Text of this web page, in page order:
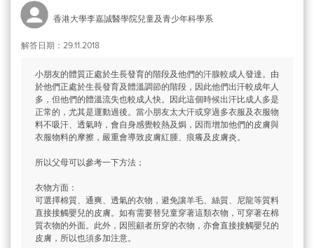
香港大學李嘉誠醫學院兒童及青少年科學系
解答日期：29.11.2018
小朋友的體質正處於生長發育的階段及他們的汗腺較成人發達。由
於他們正處於生長發育及體溫調節的階段，因此他們出汗較成年人
多，但他們的體溫流失也較成人快。因此這個時候出汗比成人多是
正常的，尤其是運動過後。當小朋友太大汗或穿過多衣服及衣服物
料不吸汗、透氣時，會自身感覺較熱及焗，因而增加他們的皮膚與
衣服物料的摩擦，嚴重會導致皮膚紅腫、痕癢及皮膚炎。
所以父母可以參考一下方法；
衣物方面：
可選擇棉質、通爽、透氣的衣物，避免讓羊毛、絲質、尼龍等質料
直接接觸嬰兒的皮膚。如有需要替兒童穿著這類衣物，可穿著在棉
質衣物的外面。此外，因照顧者所穿的衣物，亦會直接接觸嬰兒的
皮膚，所以也須多加注意。